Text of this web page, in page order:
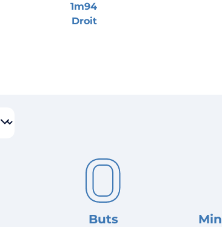
1m94
Droit
0
Buts